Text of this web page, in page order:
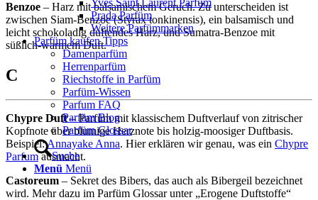
Yves Saint Laurent Parfüm
Prada Parfüm
Weitere Parfümmarken
Parfüm kaufen Tipps
Damenparfüm
Herrenparfüm
Riechstoffe in Parfüm
Parfüm-Wissen
Parfum FAQ
Parfüm Blog
Parfüm Glossar
Suche
Menü Menü
Benzoe – Harz mit balsamischem Geruch. Zu unterscheiden ist
zwischen Siam-Benzoe (Styrax tonkinensis), ein balsamisch und
leicht schokoladig duftendes Harz, und Sumatra-Benzoe mit
süßlich-warmem Duft.
C
Chypre Duft– Parfüm mit klassischem Duftverlauf von zitrischer
Kopfnote über blumige Herznote bis holzig-moosiger Duftbasis.
Beispiel:Annayake Anna. Hier erklären wir genau, was ein Chypre
Parfumausmacht.
Castoreum – Sekret des Bibers, das auch als Bibergeil bezeichnet
wird. Mehr dazu im Parfüm Glossar unter „Erogene Duftstoffe“